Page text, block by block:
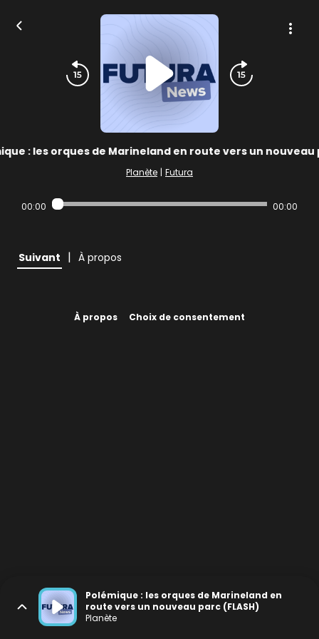
: les orques de Marineland en route vers un nouveau
Planète | Futura
00:00 00:00
Suivant | À propos
À propos Choix de consentement
Polémique : les orques de Marineland en
route vers un nouveau parc (FLASH)
Planète